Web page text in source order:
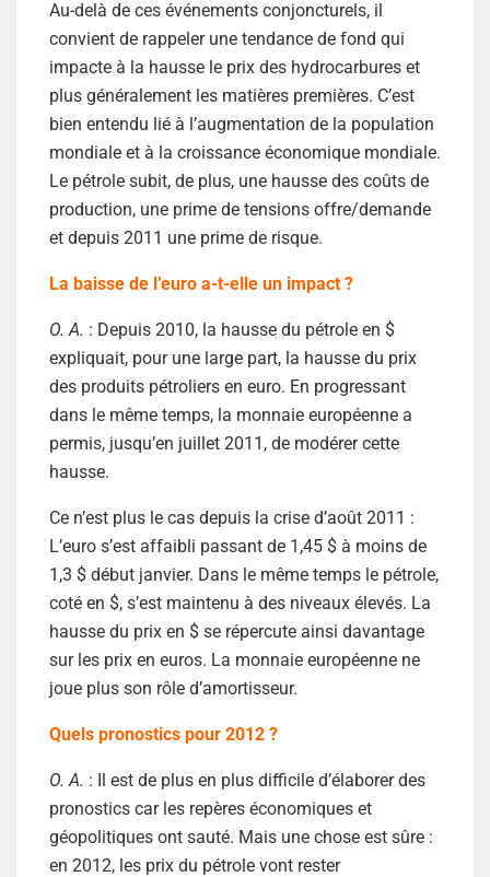
Au-delà de ces événements conjoncturels, il
convient de rappeler une tendance de fond qui
impacte à la hausse le prix des hydrocarbures et
plus généralement les matières premières. C’est
bien entendu lié à l’augmentation de la population
mondiale et à la croissance économique mondiale.
Le pétrole subit, de plus, une hausse des coûts de
production, une prime de tensions offre/demande
et depuis 2011 une prime de risque.
La baisse de l’euro a-t-elle un impact ?
O. A. : Depuis 2010, la hausse du pétrole en $
expliquait, pour une large part, la hausse du prix
des produits pétroliers en euro. En progressant
dans le même temps, la monnaie européenne a
permis, jusqu’en juillet 2011, de modérer cette
hausse.
Ce n’est plus le cas depuis la crise d’août 2011 :
L’euro s’est affaibli passant de 1,45 $ à moins de
1,3 $ début janvier. Dans le même temps le pétrole,
coté en $, s’est maintenu à des niveaux élevés. La
hausse du prix en $ se répercute ainsi davantage
sur les prix en euros. La monnaie européenne ne
joue plus son rôle d’amortisseur.
Quels pronostics pour 2012 ?
O. A. : Il est de plus en plus difficile d’élaborer des
pronostics car les repères économiques et
géopolitiques ont sauté. Mais une chose est sûre :
en 2012, les prix du pétrole vont rester